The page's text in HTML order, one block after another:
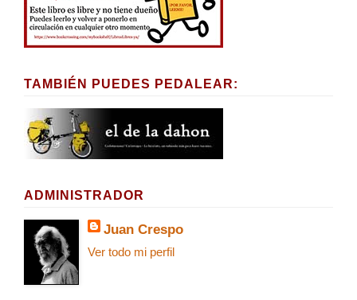
TAMBIÉN PUEDES PEDALEAR:
ADMINISTRADOR
Juan Crespo
Ver todo mi perfil